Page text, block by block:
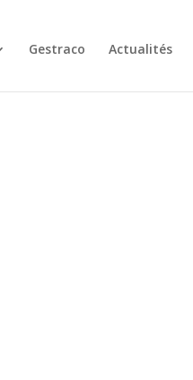
Gestraco Actualités